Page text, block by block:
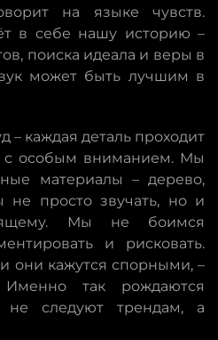
на языке чувств.
в себе нашу историю –
поиска идеала и веры в
может быть лучшим в
каждая деталь проходит
с особым вниманием. Мы
материалы – дерево,
не просто звучать, но и
Мы не боимся
и рисковать.
они кажутся спорными, –
так рождаются
не следуют трендам, а